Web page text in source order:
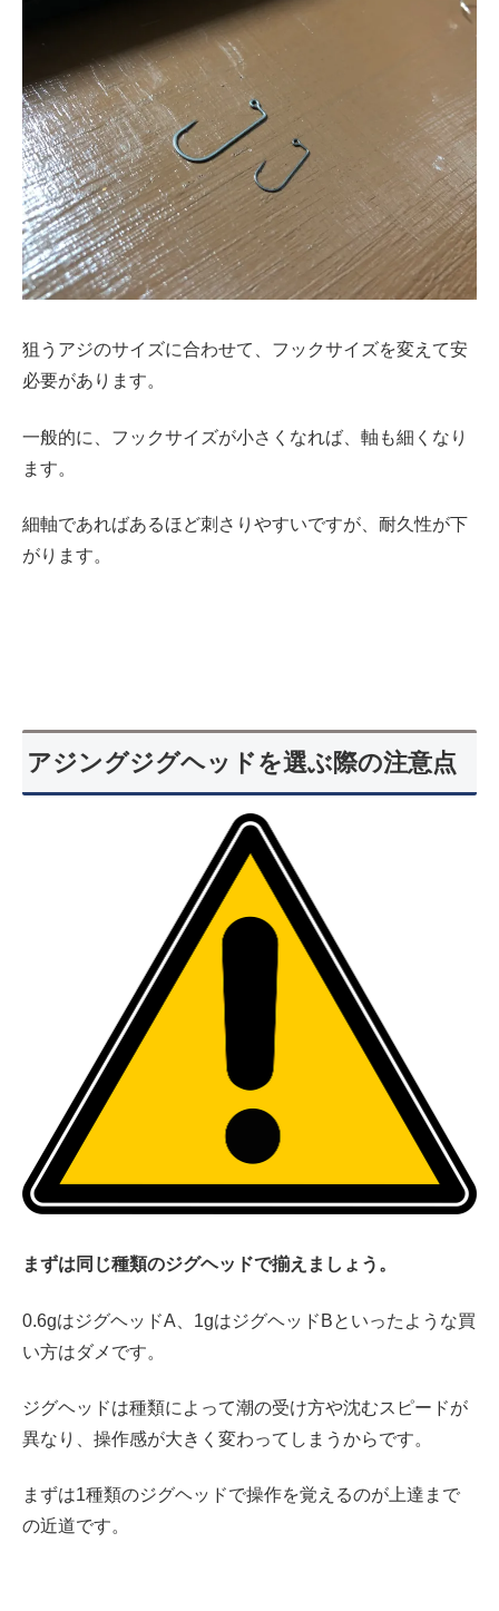
狙うアジのサイズに合わせて、フックサイズを変えて安
必要があります。
一般的に、フックサイズが小さくなれば、軸も細くなり
ます。
細軸であればあるほど刺さりやすいですが、耐久性が下
がります。
アジングジグヘッドを選ぶ際の注意点
まずは同じ種類のジグヘッドで揃えましょう。
0.6gはジグヘッドA、1gはジグヘッドBといったような買
い方はダメです。
ジグヘッドは種類によって潮の受け方や沈むスピードが
異なり、操作感が大きく変わってしまうからです。
まずは1種類のジグヘッドで操作を覚えるのが上達まで
の近道です。